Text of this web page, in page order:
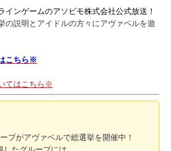
ベルアイドル総選挙第二弾放送 」を開催い
ラインゲームのアソビモ株式会社公式放送
はこちら※
いてはこちら※